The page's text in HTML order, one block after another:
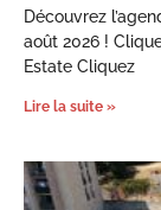
Découvrez
août 2026 !
Estate Cliquez
Lire la suite »